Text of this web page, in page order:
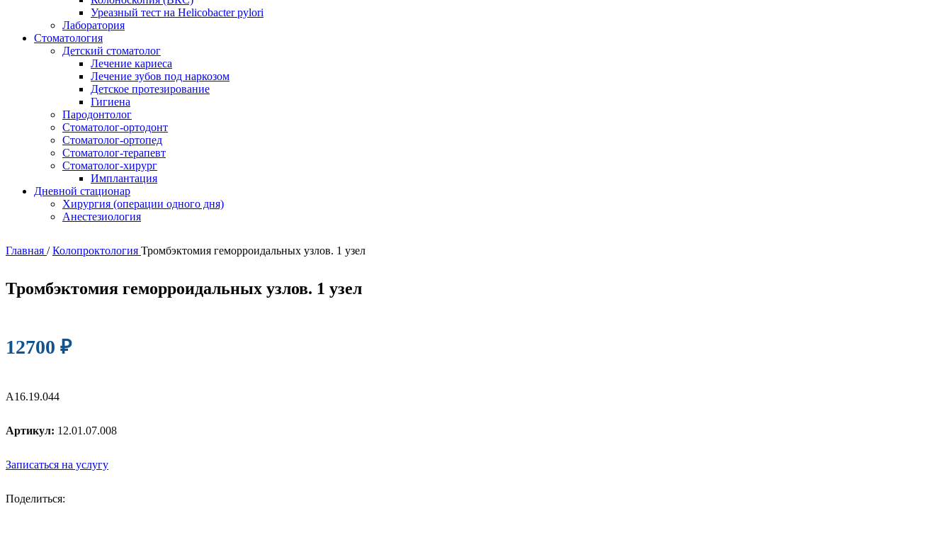
Уреазный тест на Helicobacter pylori
Лаборатория
Стоматология
Детский стоматолог
Лечение кариеса
Лечение зубов под наркозом
Детское протезирование
Гигиена
Пародонтолог
Стоматолог-ортодонт
Стоматолог-ортопед
Стоматолог-терапевт
Стоматолог-хирург
Имплантация
Дневной стационар
Хирургия (операции одного дня)
Анестезиология
Главная / Колопроктология Тромбэктомия геморроидальных узлов. 1 узел
Тромбэктомия геморроидальных узлов. 1 узел
12700 ₽
А16.19.044
Артикул: 12.01.07.008
Записаться на услугу
Поделиться: